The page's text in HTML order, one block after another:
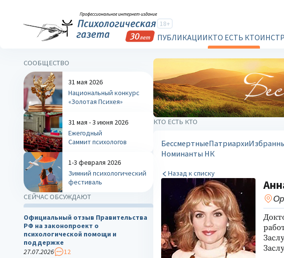
18+
ПУБЛИКАЦИИКТО ЕСТЬ КТО
КТО ЕСТЬ КТО
БессмертныеПатриархи
Номинанты НК
Назад к списку
СООБЩЕСТВО
31 мая 2026
Национальный конкурс
«Золотая Психея»
31 мая - 3 июня 2026
Ежегодный
Саммит психологов
1-3 февраля 2026
Зимний психологический
фестиваль
СЕЙЧАС ОБСУЖДАЮТ
Официальный отзыв Правительства
РФ на законопроект о
психологической помощи и
поддержке
27.07.2026
12